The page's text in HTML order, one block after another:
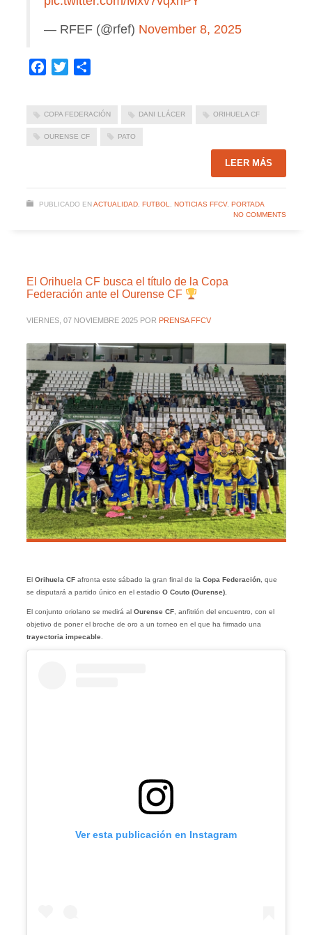
— RFEF (@rfef) November 8, 2025
Facebook
Twitter
COPA FEDERACIÓN DANI LLÁCER ORIHUELA CF
OURENSE CF PATO
LEER MÁS
PUBLICADO EN ACTUALIDAD, FUTBOL NOTICIAS FFCV, PORTADA
NO COMMENTS
El Orihuela CF busca el título de la Copa
Federación ante el Ourense CF
VIERNES, 07 NOVIEMBRE 2025 POR PRENSA FFCV
El Orihuela CFafronta este sábado la gran final de la Copa Federación, que
se disputará a partido único en el estadio O Couto (Ourense).
El conjunto oriolano se medirá al Ourense CF, anfitrión del encuentro, con el
objetivo de poner el broche de oro a un torneo en el que ha firmado una
trayectoria impecable.
Ver esta publicación en Instagram